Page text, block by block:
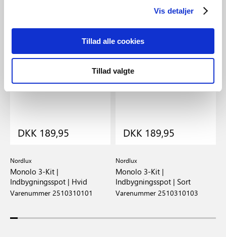
Vis detaljer
Tillad alle cookies
Tillad valgte
DKK 189,95
Nordlux
Monolo 3-Kit |
Indbygningsspot | Hvid
Varenummer 2510310101
DKK 189,95
Nordlux
Monolo 3-Kit |
Indbygningsspot | Sort
Varenummer 2510310103